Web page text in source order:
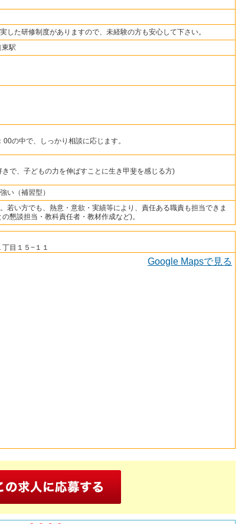
した研修制度がありますので、未経験の方も安心して下さい。
東駅
の中で、しっかり相談に応じます。
で、子どもの力を伸ばすことに生き甲斐を感じる方)
い（補習型）
若い方でも、熱意・意欲・実績等により、責任ある職責も担当できま
懇談担当・教科責任者・教材作成など)。
目１５−１１
Google Mapsで見る